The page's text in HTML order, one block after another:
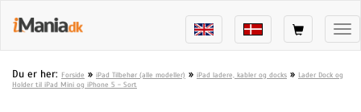
Du er her: Forside » iPad Tilbehør (alle modeller) » iPad ladere, kabler og docks » Lader Dock og
Holder til iPad Mini og iPhone 5 - Sort